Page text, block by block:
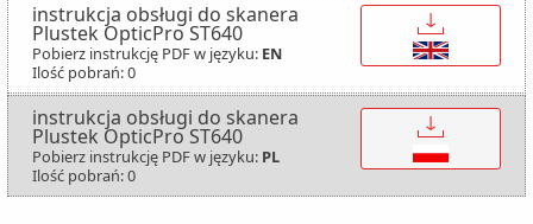
instrukcja obsługi do skanera
Plustek OpticPro ST640
Pobierz instrukcję PDF w języku: EN
Ilość pobrań: 0
↓
instrukcja obsługi do skanera
Plustek OpticPro ST640
Pobierz instrukcję PDF w języku: PL
Ilość pobrań: 0
↓